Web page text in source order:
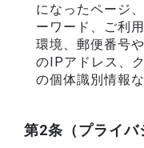
になったページ
ーワード、ご利
環境、郵便番号
のIPアドレス、
の個体識別情報
第2条（プライバ